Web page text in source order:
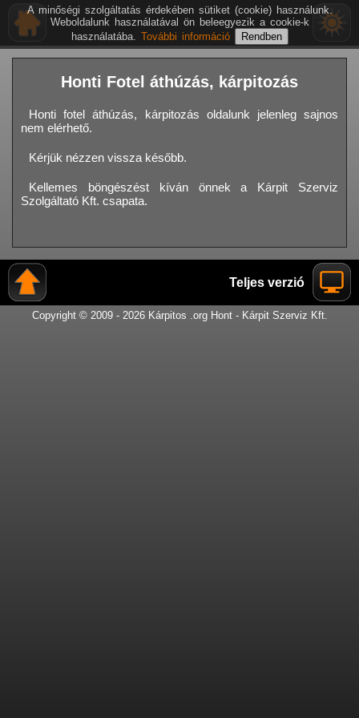
Honti Fotel áthúzás, kárpitozás
Honti fotel áthúzás, kárpitozás oldalunk jelenleg sajnos
nem elérhető.
Kérjük nézzen vissza később.
Kellemes böngészést kíván önnek a Kárpit Szerviz
Szolgáltató Kft. csapata.
Teljes verzió
Copyright © 2009 - 2026 Kárpitos .org Hont - Kárpit Szerviz Kft.
A minőségi szolgáltatás érdekében sütiket (cookie) használunk.
Weboldalunk használatával ön beleegyezik a cookie-k
használatába. További információ